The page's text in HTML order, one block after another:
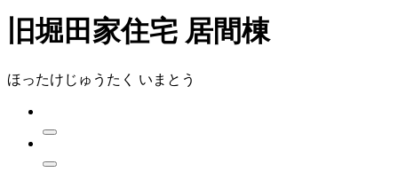
旧堀田家住宅 居間棟
ほったけじゅうたく いまとう